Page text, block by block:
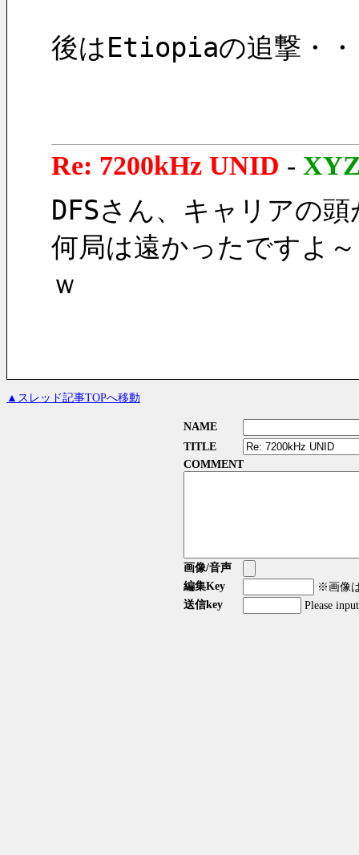
後はEtiopiaの追撃・・
Re: 7200kHz UNID -
DFSさん、キャリアの
何局は遠かったですよ
ｗ
▲スレッド記事TOPへ移動
NAME
TITLE
COMMENT
画像/音声
編集Key
※画像
送信key
Please